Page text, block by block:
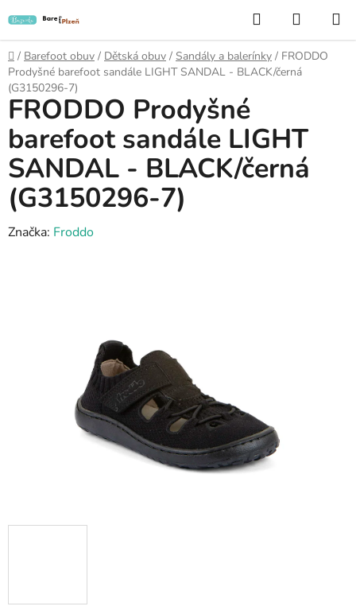
na
obsah
Hledat
KOŠÍK
Domů
/ Barefoot obuv / Dětská obuv / Sandály a balerínky / FRODDO
Prodyšné barefoot sandále LIGHT SANDAL - BLACK/černá
(G3150296-7)
FRODDO Prodyšné
barefoot sandále LIGHT
SANDAL - BLACK/černá
(G3150296-7)
Značka: Froddo